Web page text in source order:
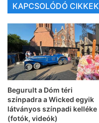
KAPCSOLÓDÓ CIKKEK
Begurult a Dóm téri
színpadra a Wicked egyik
látványos színpadi kelléke
(fotók, videók)